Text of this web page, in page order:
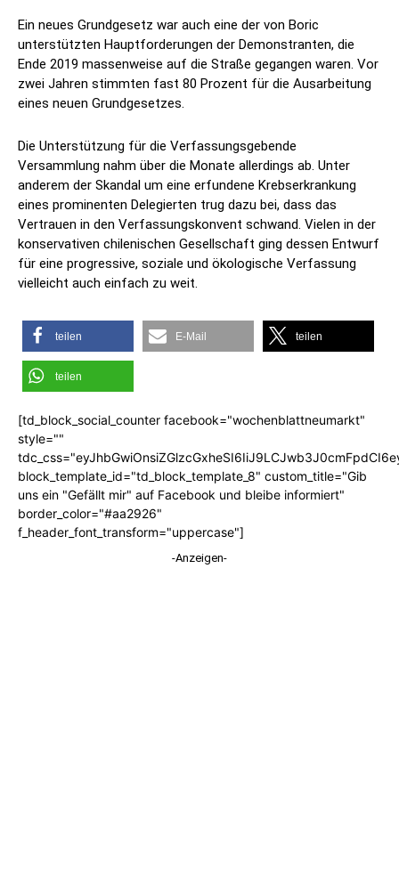
Ein neues Grundgesetz war auch eine der von Boric
unterstützten Hauptforderungen der Demonstranten, die
Ende 2019 massenweise auf die Straße gegangen waren. Vor
zwei Jahren stimmten fast 80 Prozent für die Ausarbeitung
eines neuen Grundgesetzes.
Die Unterstützung für die Verfassungsgebende
Versammlung nahm über die Monate allerdings ab. Unter
anderem der Skandal um eine erfundene Krebserkrankung
eines prominenten Delegierten trug dazu bei, dass das
Vertrauen in den Verfassungskonvent schwand. Vielen in der
konservativen chilenischen Gesellschaft ging dessen Entwurf
für eine progressive, soziale und ökologische Verfassung
vielleicht auch einfach zu weit.
teilen E-Mail teilen
teilen
[td_block_social_counter facebook="wochenblattneumarkt"
style=""
block_template_id="td_block_template_8" custom_title="Gib
uns ein "Gefällt mir" auf Facebook und bleibe informiert"
border_color="#aa2926"
f_header_font_transform="uppercase"]
-Anzeigen-